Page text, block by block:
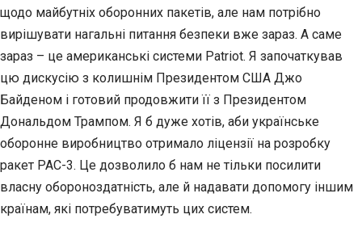
щодо майбутніх оборонних пакетів, але нам потрібно
вирішувати нагальні питання безпеки вже зараз. А саме
зараз – це американські системи Patriot. Я започаткував
цю дискусію з колишнім Президентом США Джо
Байденом і готовий продовжити її з Президентом
Дональдом Трампом. Я б дуже хотів, аби українське
оборонне виробництво отримало ліцензії на розробку
ракет PAC-3. Це дозволило б нам не тільки посилити
власну обороноздатність, але й надавати допомогу іншим
країнам, які потребуватимуть цих систем.